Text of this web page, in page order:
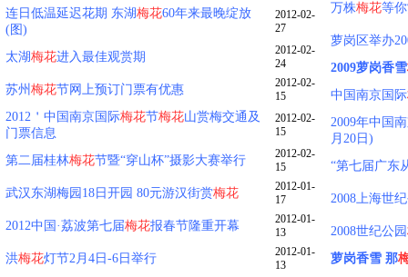
连日低温延迟花期 东湖梅花60年来最晚绽放
(图)
2012-02-
27
太湖梅花进入最佳观赏期
2012-02-
24
苏州 梅花节网上预订门票有优惠
2012-02-
15
2012＇中国南京国际梅花节梅花山赏梅交通及
门票信息
2012-02-
15
第二届桂林梅花节暨“穿山杯”摄影大赛举行
2012-02-
15
武汉东湖梅园18日开园 80元游汉街赏梅花
2012-01-
17
2012中国·荔波第七届梅花报春节隆重开幕
2012-01-
13
洪梅花灯节2月4日-6日举行
2012-01-
13
万株梅花等
萝岗区举办
2009萝岗香雪
中国南京国际
2009年中国
月20日)
“第七届广东
2008上海世
2008世纪公园
萝岗香雪 那